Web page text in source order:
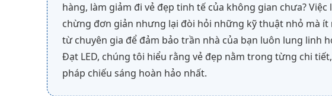
hàng, làm giảm đi vẻ đẹp tinh tế của không gian chưa?
chừng đơn giản nhưng lại đòi hỏi những kỹ thuật nhỏ mà ít
từ chuyên gia để đảm bảo trần nhà của bạn luôn lung linh
Đạt LED, chúng tôi hiểu rằng vẻ đẹp nằm trong từng chi
pháp chiếu sáng hoàn hảo nhất.